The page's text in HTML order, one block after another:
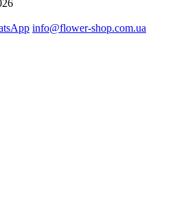
info@flower-shop.com.ua